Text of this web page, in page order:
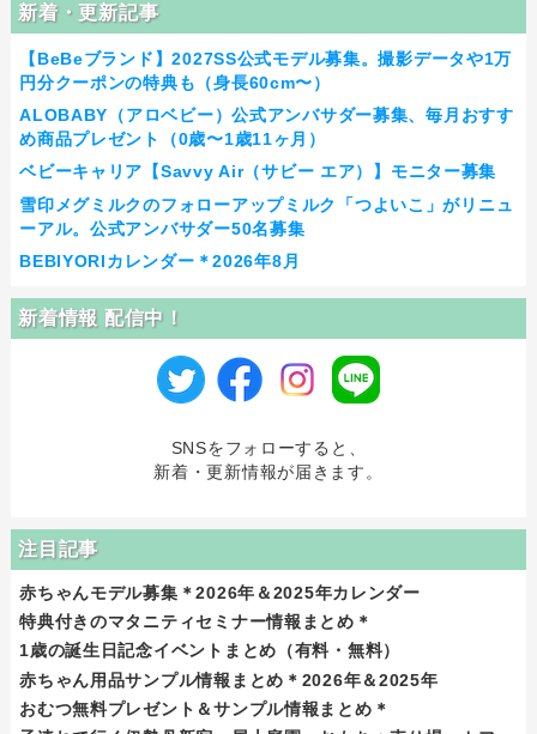
新着・更新記事
【BeBeブランド】2027SS公式モデル募集。撮影データや1万
円分クーポンの特典も（身長60cm〜）
ALOBABY（アロベビー）公式アンバサダー募集、毎月おすす
め商品プレゼント（0歳〜1歳11ヶ月）
ベビーキャリア【Savvy Air（サビー エア）】モニター募集
雪印メグミルクのフォローアップミルク「つよいこ」がリニュ
ーアル。公式アンバサダー50名募集
BEBIYORIカレンダー＊2026年8月
新着情報 配信中！
SNSをフォローすると、
新着・更新情報が届きます。
注目記事
赤ちゃんモデル募集＊2026年＆2025年カレンダー
特典付きのマタニティセミナー情報まとめ＊
1歳の誕生日記念イベントまとめ（有料・無料）
赤ちゃん用品サンプル情報まとめ＊2026年＆2025年
おむつ無料プレゼント＆サンプル情報まとめ＊